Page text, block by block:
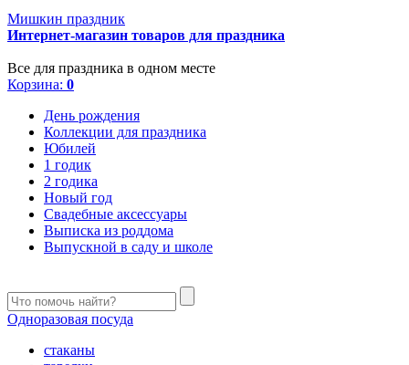
Мишкин праздник
Интернет-магазин товаров для праздника
Все для праздника в одном месте
Корзина: 0
День рождения
Коллекции для праздника
Юбилей
1 годик
2 годика
Новый год
Свадебные аксессуары
Выписка из роддома
Выпускной в саду и школе
Одноразовая посуда
стаканы